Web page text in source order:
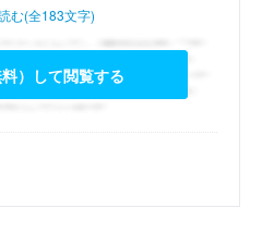
む(全183文字)
）して閲覧する